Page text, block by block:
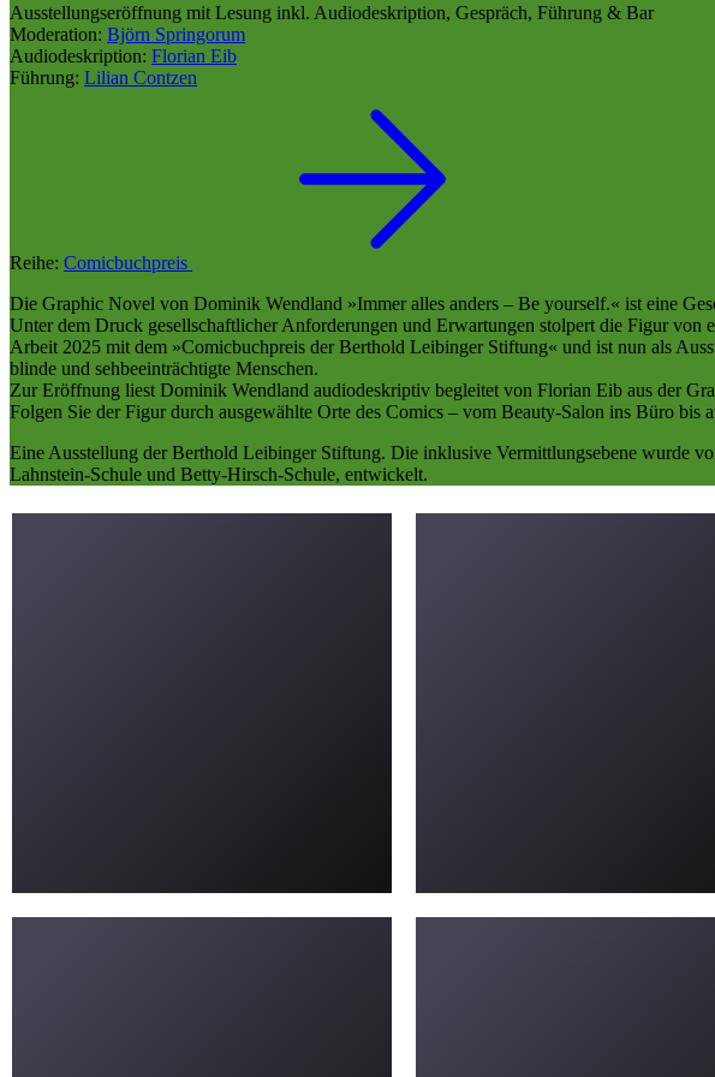
Ausstellungseröffnung mit Lesung inkl. Audiodeskription, Gespräch, Führung & Bar
Moderation: Björn Springorum
Audiodeskription: Florian Eib
Führung: Lilian Contzen
Reihe: Comicbuchpreis
Die Graphic Novel von Dominik Wendland »Immer alles anders – Be yourself.« ist eine
Unter dem Druck gesellschaftlicher Anforderungen und Erwartungen stolpert die Figur von
Arbeit 2025 mit dem »Comicbuchpreis der Berthold Leibinger Stiftung« und ist nun als
blinde und sehbeeinträchtigte Menschen.
Zur Eröffnung liest Dominik Wendland audiodeskriptiv begleitet von Florian Eib aus der
Folgen Sie der Figur durch ausgewählte Orte des Comics – vom Beauty-Salon ins Büro bis
Eine Ausstellung der Berthold Leibinger Stiftung. Die inklusive Vermittlungsebene wurde
Lahnstein-Schule und Betty-Hirsch-Schule, entwickelt.